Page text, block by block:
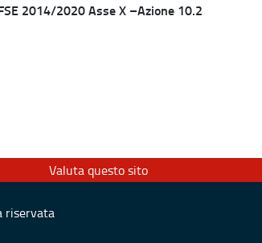
2014/2020 Asse X –Azione 10.2
Valuta questo sito
riservata